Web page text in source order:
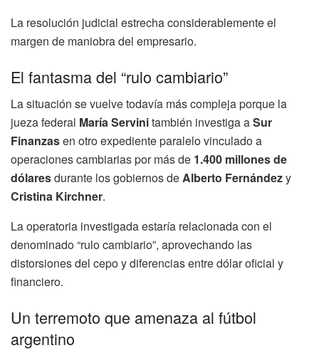
La resolución judicial estrecha considerablemente el
margen de maniobra del empresario.
El fantasma del “rulo cambiario”
La situación se vuelve todavía más compleja porque la
jueza federal María Servinitambién investiga aSur
Finanzasen otro expediente paralelo vinculado a
operaciones cambiarias por más de 1.400 millones de
dólaresdurante los gobiernos deAlberto Fernándezy
Cristina Kirchner.
La operatoria investigada estaría relacionada con el
denominado “rulo cambiario”, aprovechando las
distorsiones del cepo y diferencias entre dólar oficial y
financiero.
Un terremoto que amenaza al fútbol
argentino